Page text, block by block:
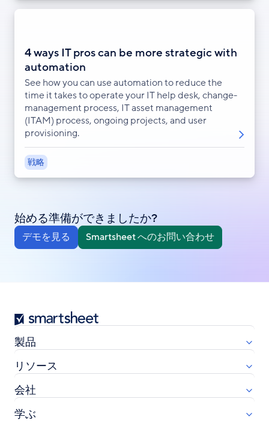
4 ways IT pros can be more strategic with
automation
See how you can use automation to reduce the
time it takes to operate your IT help desk, change-
management process, IT asset management
(ITAM) process, ongoing projects, and user
provisioning.
戦略
始める準備ができましたか?
デモを見る Smartsheet へのお問い合わせ
Smartsheet
製品
リソース
会社
学ぶ